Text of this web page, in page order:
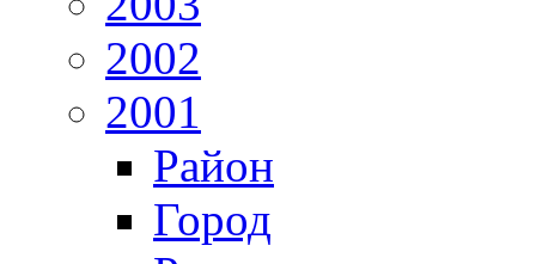
2002
2001
Район
Город